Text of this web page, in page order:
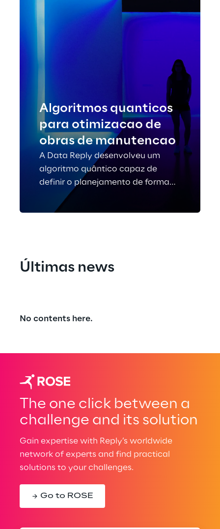
Algoritmos quanticos
para otimizacao de
obras de manutencao
A Data Reply desenvolveu um
algoritmo quântico capaz de
definir o planejamento de forma
rápida e promover uma
considerável eficiência de recursos
Últimas news
No contents here.
The one click between a
challenge and its solution
Gain expertise with Reply’s worldwide
network of experts and find practical
solutions to your challenges.
Go to ROSE